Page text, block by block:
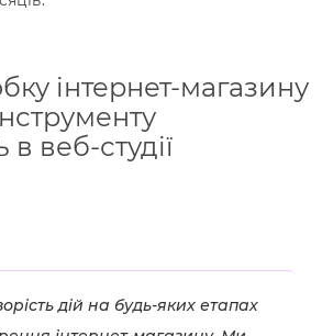
інтернет-магазину
веб-студії
дій на будь-яких етапах